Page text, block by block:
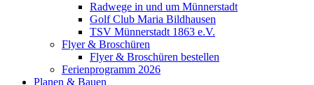
Radwege in und um Münnerstadt
Golf Club Maria Bildhausen
TSV Münnerstadt 1863 e.V.
Flyer & Broschüren
Flyer & Broschüren bestellen
Ferienprogramm 2026
Planen & Bauen